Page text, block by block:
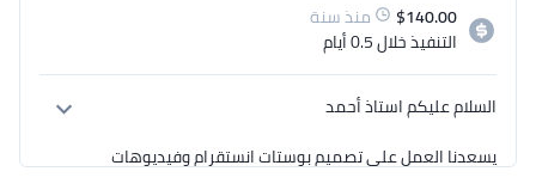
$140.00
منذ سنة
التنفيذخلال 0.5 أيام